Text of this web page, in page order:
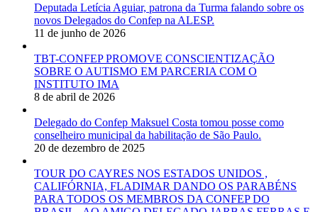
Deputada Letícia Aguiar, patrona da Turma falando sobre os
novos Delegados do Confep na ALESP.
11 de junho de 2026
TBT-CONFEP PROMOVE CONSCIENTIZAÇÃO
SOBRE O AUTISMO EM PARCERIA COM O
INSTITUTO IMA
8 de abril de 2026
Delegado do Confep Maksuel Costa tomou posse como
conselheiro municipal da habilitação de São Paulo.
20 de dezembro de 2025
TOUR DO CAYRES NOS ESTADOS UNIDOS ,
CALIFÓRNIA, FLADIMAR DANDO OS PARABÉNS
PARA TODOS OS MEMBROS DA CONFEP DO